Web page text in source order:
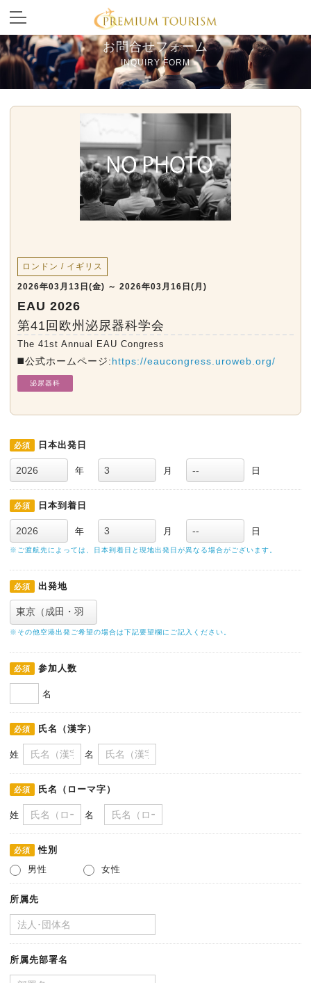
お問合せフォーム
INQUIRY FORM
ロンドン / イギリス
2026年03月13日(金) ～ 2026年03月16日(月)
EAU 2026
第41回欧州泌尿器科学会
The 41st Annual EAU Congress
◼️公式ホームページ:https://eaucongress.uroweb.org/
泌尿器科
必須 日本出発日
年 月 日
必須 日本到着日
年 月 日
※ご渡航先によっては、日本到着日と現地出発日が異なる場合がございます。
必須 出発地
※その他空港出発ご希望の場合は下記要望欄にご記入ください。
必須 参加人数
名
必須 氏名（漢字）
姓 名
必須 氏名（ローマ字）
姓 名
必須
性別
男性
女性
所属先
所属先部署名